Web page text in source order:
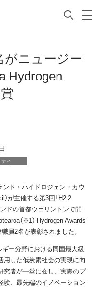
がニュージー
Hydrogen
ィ
ド・ハイドロジェン・カウ
）が主催する第3回「H2 2
ドの首都ウェリントンで開
（※1） Hydrogen Awards
員2名が表彰されました。
ギー分野における同国最大級
した低炭素社会の実現に向
究者が一堂に会し、実際のプ
験、最先端のイノベーション